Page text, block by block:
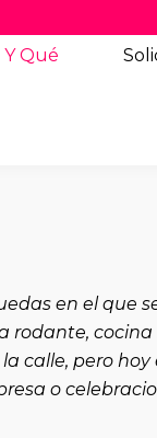
Qué
en el que
rodante,
calle, pero hoy
o